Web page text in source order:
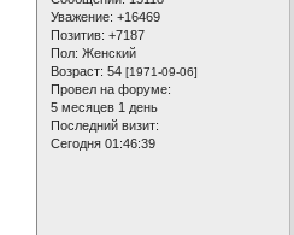
Уважение: +16469
Позитив: +7187
Пол: Женский
Возраст: 54 [1971-09-06]
Провел на форуме:
5 месяцев 1 день
Последний визит:
Сегодня 01:46:39